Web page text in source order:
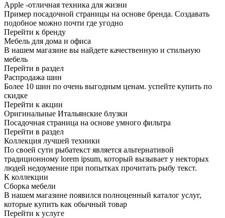
Apple -отличная техника для жизни
Пример посадочной страницы на основе бренда. Создавать
подобное можно почти где угодно
Перейти к бренду
Мебель для дома и офиса
В нашем магазине вы найдете качественную и стильную
мебель
Перейти в раздел
Распродажа шин
Более 10 шин по очень выгодным ценам. успейте купить по
скидке
Перейти к акции
Оригинальные Итальянские блузки
Посадочная страница на основе умного фильтра
Перейти в раздел
Коллекция лучшей техники
По своей сути рыбатекст является альтернативой
традиционному lorem ipsum, который вызывает у некторых
людей недоумение при попытках прочитать рыбу текст.
К коллекции
Сборка мебели
В нашем магазине появился полноценный каталог услуг,
которые купить как обычный товар
Перейти к услуге